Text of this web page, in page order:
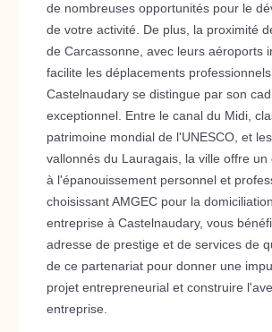
de nombreuses opportunités pour le
de votre activité. De plus, la proximité
de Carcassonne, avec leurs aéroports
facilite les déplacements
Castelnaudary se distingue par son
exceptionnel. Entre le canal du Midi,
patrimoine mondial de l'UNESCO, et
vallonnés du Lauragais, la ville offre un
à l'épanouissement personnel et
choisissant AMGEC pour la
entreprise à Castelnaudary, vous
adresse de prestige et de services de
de ce partenariat pour donner une
projet entrepreneurial et construire
entreprise.